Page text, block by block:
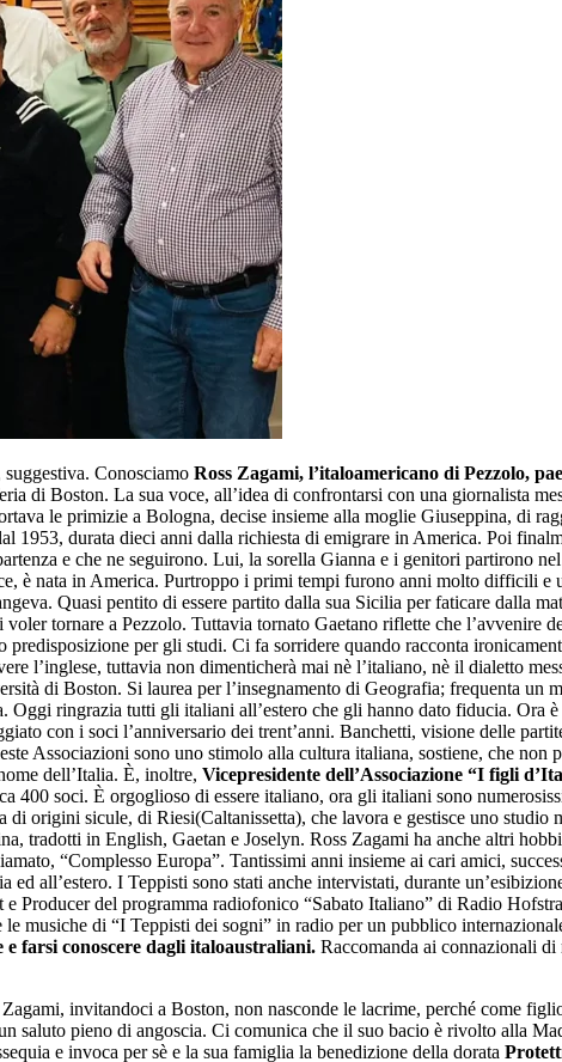
Conosciamo Ross Zagami, l’italoamericano di Pezzolo,
di Boston. La sua voce, all’idea di confrontarsi con una giornalista
le primizie a Bologna, decise insieme alla moglie Giuseppina, di
1953, durata dieci anni dalla richiesta di emigrare in America. Poi
e che ne seguirono. Lui, la sorella Gianna e i genitori partirono
è nata in America. Purtroppo i primi tempi furono anni molto difficili e
Quasi pentito di essere partito dalla sua Sicilia per faticare dalla
tornare a Pezzolo. Tuttavia tornato Gaetano riflette che l’avvenire
per gli studi. Ci fa sorridere quando racconta
l’inglese, tuttavia non dimenticherà mai nè l’italiano, nè il dialetto
di Boston. Si laurea per l’insegnamento di Geografia; frequenta un
ringrazia tutti gli italiani all’estero che gli hanno dato fiducia. Ora
con i soci l’anniversario dei trent’anni. Banchetti, visione delle
Associazioni sono uno stimolo alla cultura italiana, sostiene, che non
dell’Italia. È, inoltre, Vicepresidente dell’Associazione “I figli
400 soci. È orgoglioso di essere italiano, ora gli italiani sono
origini sicule, di Riesi(Caltanissetta), che lavora e gestisce uno
tradotti in English, Gaetan e Joselyn. Ross Zagami ha anche altri
“Complesso Europa”. Tantissimi anni insieme ai cari amici,
all’estero. I Teppisti sono stati anche intervistati, durante
Producer del programma radiofonico “Sabato Italiano” di Radio
musiche di “I Teppisti dei sogni” in radio per un pubblico
farsi conoscere dagli italoaustraliani. Raccomanda ai connazionali
invitandoci a Boston, non nasconde le lacrime, perché come
saluto pieno di angoscia. Ci comunica che il suo bacio è rivolto alla
e invoca per sè e la sua famiglia la benedizione della dorata